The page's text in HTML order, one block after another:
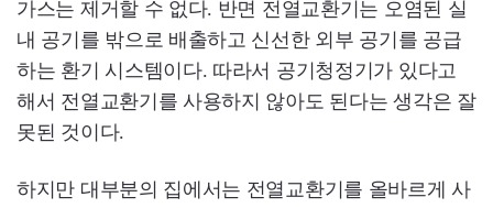
가스는 제거할 수 없다. 반면 전열교환기는 오염된 실
내 공기를 밖으로 배출하고 신선한 외부 공기를 공급
하는 환기 시스템이다. 따라서 공기청정기가 있다고
해서 전열교환기를 사용하지 않아도 된다는 생각은 잘
못된 것이다.
하지만 대부분의 집에서는 전열교환기를 올바르게 사